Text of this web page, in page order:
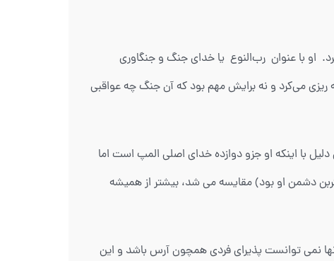
او با عنوان رب‌النوع یا خدای جنگ و جنگاوری
ریزی می‌کرد و نه برایش مهم بود که آن جنگ چه عواقبی
با اینکه او جزو دوازده خدای اصلی المپ است اما
دشمن او بود) مقایسه می شد، بیشتر از همیشه
نمی توانست پذیرای فردی همچون آرس باشد و این